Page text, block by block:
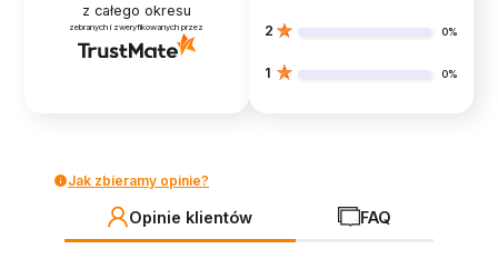
z całego okresu
zebranych i zweryfikowanych przez 2 0%
1 0%
Jak zbieramy opinie?
Opinie klientów FAQ